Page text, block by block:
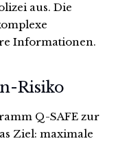
aus. Die
Informationen.
Risiko
Q-SAFE zur
Ziel: maximale